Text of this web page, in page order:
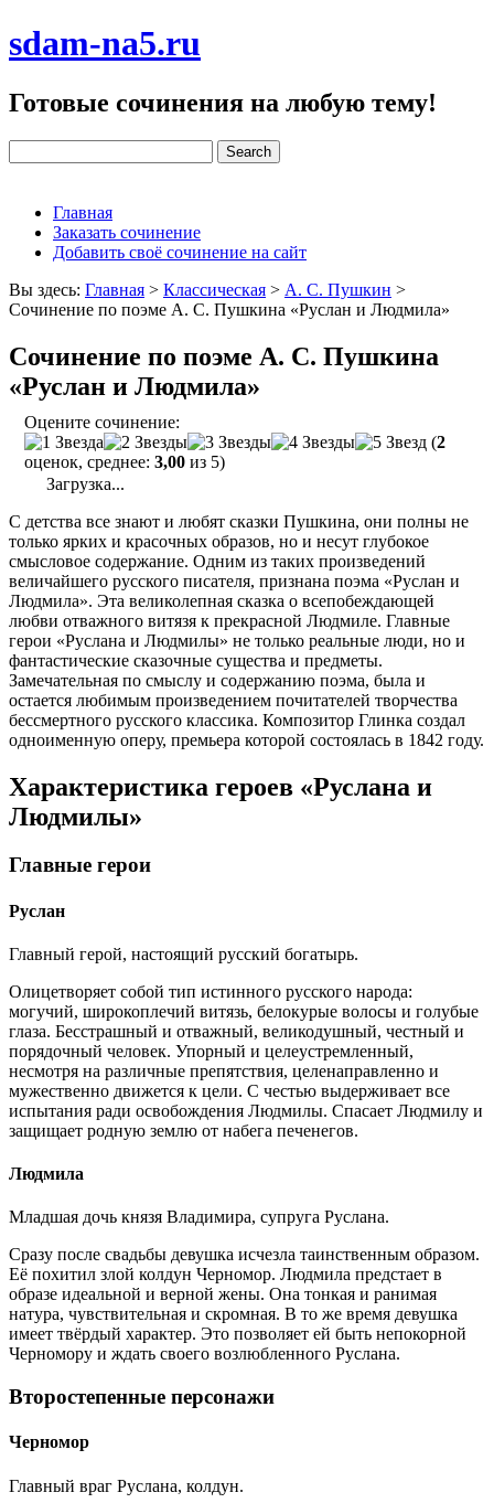
sdam-na5.ru
Готовые сочинения на любую тему!
Главная
Заказать сочинение
Добавить своё сочинение на сайт
Вы здесь: Главная > Классическая > А. С. Пушкин >
Сочинение по поэме А. С. Пушкина «Руслан и Людмила»
Сочинение по поэме А. С. Пушкина
«Руслан и Людмила»
Оцените сочинение:
(2
оценок, среднее: 3,00 из 5)
Загрузка...
С детства все знают и любят сказки Пушкина, они полны не
только ярких и красочных образов, но и несут глубокое
смысловое содержание. Одним из таких произведений
величайшего русского писателя, признана поэма «Руслан и
Людмила». Эта великолепная сказка о всепобеждающей
любви отважного витязя к прекрасной Людмиле. Главные
герои «Руслана и Людмилы» не только реальные люди, но и
фантастические сказочные существа и предметы.
Замечательная по смыслу и содержанию поэма, была и
остается любимым произведением почитателей творчества
бессмертного русского классика. Композитор Глинка создал
одноименную оперу, премьера которой состоялась в 1842 году.
Характеристика героев «Руслана и
Людмилы»
Главные герои
Руслан
Главный герой, настоящий русский богатырь.
Олицетворяет собой тип истинного русского народа:
могучий, широкоплечий витязь, белокурые волосы и голубые
глаза. Бесстрашный и отважный, великодушный, честный и
порядочный человек. Упорный и целеустремленный,
несмотря на различные препятствия, целенаправленно и
мужественно движется к цели. С честью выдерживает все
испытания ради освобождения Людмилы. Спасает Людмилу и
защищает родную землю от набега печенегов.
Людмила
Младшая дочь князя Владимира, супруга Руслана.
Сразу после свадьбы девушка исчезла таинственным образом.
Её похитил злой колдун Черномор. Людмила предстает в
образе идеальной и верной жены. Она тонкая и ранимая
натура, чувствительная и скромная. В то же время девушка
имеет твёрдый характер. Это позволяет ей быть непокорной
Черномору и ждать своего возлюбленного Руслана.
Второстепенные персонажи
Черномор
Главный враг Руслана, колдун.